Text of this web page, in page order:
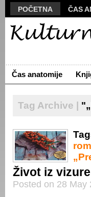
POČETNA ČAS
MANUSKRIPT
ARHIVA
O NAMA
Čas anatomije
Tag Archive |
Život iz
Posted on 28 May